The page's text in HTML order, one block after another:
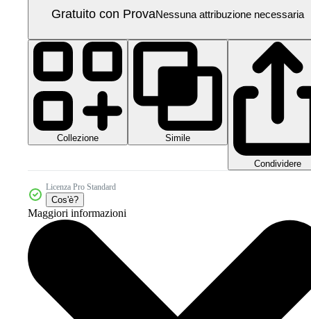
Gratuito con ProvaNessuna attribuzione necessaria
Collezione Simile
Condividere
Licenza Pro Standard
Cos'è?
Maggiori informazioni